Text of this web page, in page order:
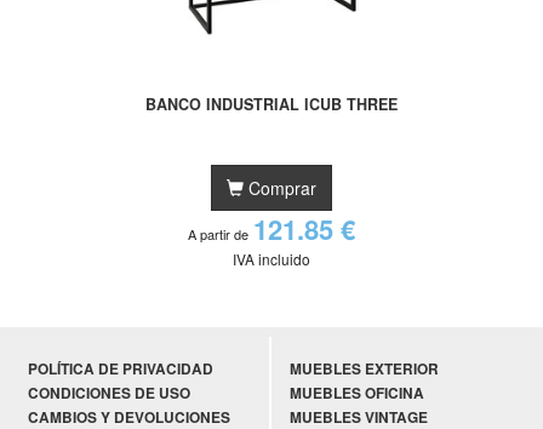
BANCO INDUSTRIAL ICUB THREE
Comprar
A partir de 121.85 €
IVA incluido
POLÍTICA DE PRIVACIDAD
CONDICIONES DE USO
CAMBIOS Y DEVOLUCIONES
MUEBLES EXTERIOR
MUEBLES OFICINA
MUEBLES VINTAGE